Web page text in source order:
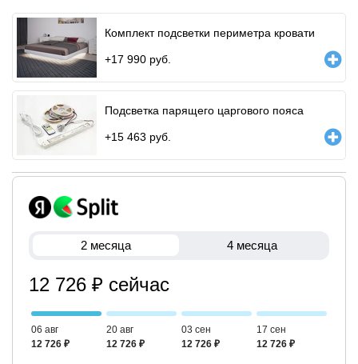
Комплект подсветки периметра кровати
+17 990 руб.
Подсветка парящего царгового пояса
+15 463 руб.
2 месяца 4 месяца
12 726 ₽ сейчас
06 авг
12 726 ₽
20 авг
12 726 ₽
03 сен
12 726 ₽
17 сен
12 726 ₽